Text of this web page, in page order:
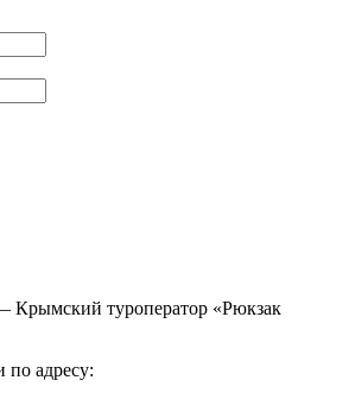
Крымский туроператор «Рюкзак
адресу: